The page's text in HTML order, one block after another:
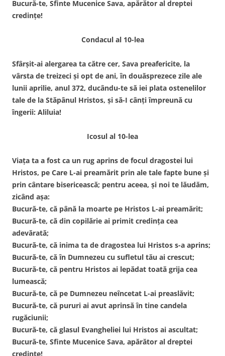
Bucură-te, Sfinte Mucenice Sava, apărător al dreptei
credințe!
Condacul al 10-lea
Sfârșit-ai alergarea ta către cer, Sava preafericite, la
vârsta de treizeci și opt de ani, în douăsprezece zile ale
lunii aprilie, anul 372, ducându-te să iei plata ostenelilor
tale de la Stăpânul Hristos, și să-I cânți împreună cu
îngerii: Aliluia!
Icosul al 10-lea
Viața ta a fost ca un rug aprins de focul dragostei lui
Hristos, pe Care L-ai preamărit prin ale tale fapte bune și
prin cântare bisericească; pentru aceea, și noi te lăudăm,
zicând așa:
Bucură-te, că până la moarte pe Hristos L-ai preamărit;
Bucură-te, că din copilărie ai primit credința cea
adevărată;
Bucură-te, că inima ta de dragostea lui Hristos s-a aprins;
Bucură-te, că în Dumnezeu cu sufletul tău ai crescut;
Bucură-te, că pentru Hristos ai lepădat toată grija cea
lumească;
Bucură-te, că pe Dumnezeu neîncetat L-ai preaslăvit;
Bucură-te, că pururi ai avut aprinsă în tine candela
rugăciunii;
Bucură-te, că glasul Evangheliei lui Hristos ai ascultat;
Bucură-te, Sfinte Mucenice Sava, apărător al dreptei
credințe!